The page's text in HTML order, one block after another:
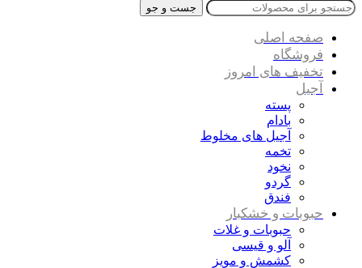
جست و جو
صفحه اصلی
فروشگاه
تخفیف های امروز
آجیل
پسته
بادام
آجیل های مخلوط
تخمه
نخود
گردو
فندق
حبوبات و خشکبار
حبوبات و غلات
آلو و قیسی
کشمش و مویز